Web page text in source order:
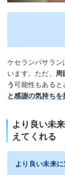
ケセランパサラン
います。ただ、 周
う可能性もあると
と感謝の気持ち
より良い未
えてくれる
より良い未来